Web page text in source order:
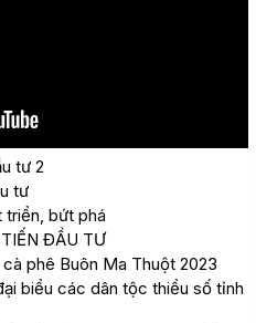
thủ kết hợp phòng
vụ phát triển kinh tế - xã
tư 2
tư
triển, bứt phá
ĐẦU TƯ
phê Buôn Ma Thuột 2023
biểu các dân tộc thiểu số tỉnh